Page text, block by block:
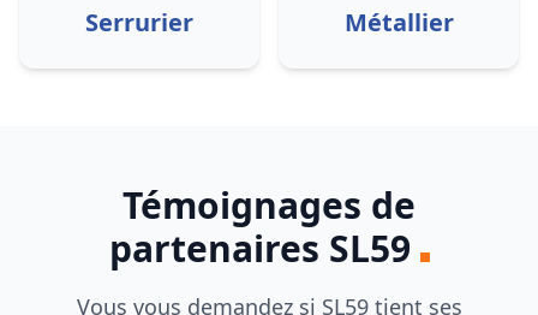
Serrurier Métallier
Témoignages de
partenaires SL59
Vous vous demandez si SL59tient ses